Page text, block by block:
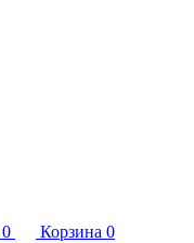
0 Корзина 0